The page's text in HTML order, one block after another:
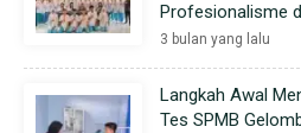
Profesionalisme
3 bulan yang lalu
Langkah Awal
Tes SPMB